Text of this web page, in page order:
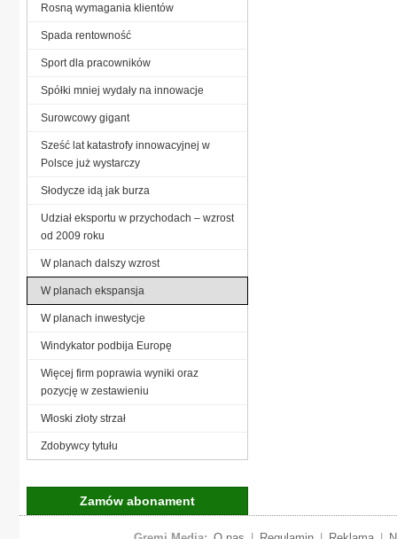
Rosną wymagania klientów
Spada rentowność
Sport dla pracowników
Spółki mniej wydały na innowacje
Surowcowy gigant
Sześć lat katastrofy innowacyjnej w
Polsce już wystarczy
Słodycze idą jak burza
Udział eksportu w przychodach – wzrost
od 2009 roku
W planach dalszy wzrost
W planach ekspansja
W planach inwestycje
Windykator podbija Europę
Więcej firm poprawia wyniki oraz
pozycję w zestawieniu
Włoski złoty strzał
Zdobywcy tytułu
Zamów abonament